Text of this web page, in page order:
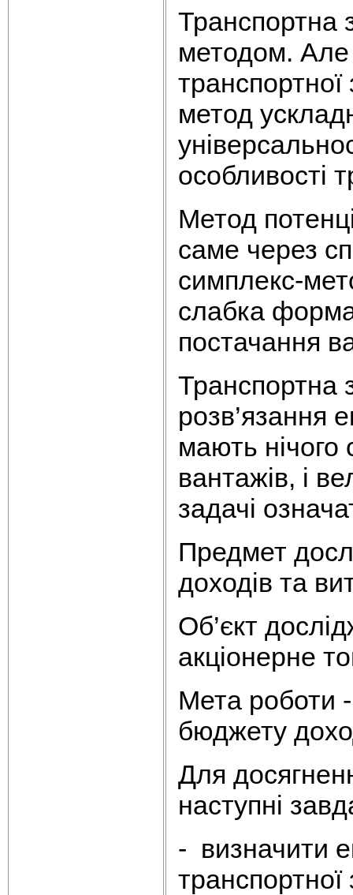
Транспортна
методом. Але
метод
особливості
Метод
саме через
симплекс-
слабка
постачання
Транспортна
розв’язання
мають нічого
вантажів, і
задачі
Предмет
доходів та
Об’єкт
акціонерне
Мета роботи -
бюджету
Для
наступні
- визначити
транспортної